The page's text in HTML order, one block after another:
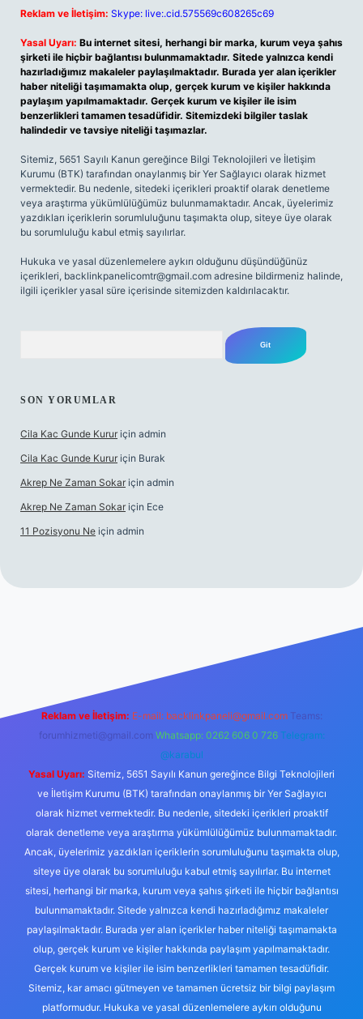
Reklam ve İletişim: Skype: live:.cid.575569c608265c69
Yasal Uyarı: Bu internet sitesi, herhangi bir marka, kurum veya şahıs
şirketi ile hiçbir bağlantısı bulunmamaktadır. Sitede yalnızca kendi
hazırladığımız makaleler paylaşılmaktadır. Burada yer alan içerikler
haber niteliği taşımamakta olup, gerçek kurum ve kişiler hakkında
paylaşım yapılmamaktadır. Gerçek kurum ve kişiler ile isim
benzerlikleri tamamen tesadüfidir. Sitemizdeki bilgiler taslak
halindedir ve tavsiye niteliği taşımazlar.
Sitemiz, 5651 Sayılı Kanun gereğince Bilgi Teknolojileri ve İletişim
Kurumu (BTK) tarafından onaylanmış bir Yer Sağlayıcı olarak hizmet
vermektedir. Bu nedenle, sitedeki içerikleri proaktif olarak denetleme
veya araştırma yükümlülüğümüz bulunmamaktadır. Ancak, üyelerimiz
yazdıkları içeriklerin sorumluluğunu taşımakta olup, siteye üye olarak
bu sorumluluğu kabul etmiş sayılırlar.
Hukuka ve yasal düzenlemelere aykırı olduğunu düşündüğünüz
içerikleri, backlinkpanelicomtr@gmail.com adresine bildirmeniz halinde,
ilgili içerikler yasal süre içerisinde sitemizden kaldırılacaktır.
SON YORUMLAR
Cila Kac Gunde Kurur için admin
Cila Kac Gunde Kurur için Burak
Akrep Ne Zaman Sokar için admin
Akrep Ne Zaman Sokar için Ece
11 Pozisyonu Ne için admin
Reklam ve İletişim: E-mail: backlinkpaneli@gmail.com Teams:
forumhizmeti@gmail.com Whatsapp: 0262 606 0 726 Telegram:
@karabul
Yasal Uyarı: Sitemiz, 5651 Sayılı Kanun gereğince Bilgi Teknolojileri
ve İletişim Kurumu (BTK) tarafından onaylanmış bir Yer Sağlayıcı
olarak hizmet vermektedir. Bu nedenle, sitedeki içerikleri proaktif
olarak denetleme veya araştırma yükümlülüğümüz bulunmamaktadır.
Ancak, üyelerimiz yazdıkları içeriklerin sorumluluğunu taşımakta olup,
siteye üye olarak bu sorumluluğu kabul etmiş sayılırlar. Bu internet
sitesi, herhangi bir marka, kurum veya şahıs şirketi ile hiçbir bağlantısı
bulunmamaktadır. Sitede yalnızca kendi hazırladığımız makaleler
paylaşılmaktadır. Burada yer alan içerikler haber niteliği taşımamakta
olup, gerçek kurum ve kişiler hakkında paylaşım yapılmamaktadır.
Gerçek kurum ve kişiler ile isim benzerlikleri tamamen tesadüfidir.
Sitemiz, kar amacı gütmeyen ve tamamen ücretsiz bir bilgi paylaşım
platformudur. Hukuka ve yasal düzenlemelere aykırı olduğunu